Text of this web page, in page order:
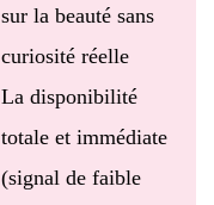
sur la beauté sans
curiosité réelle
La disponibilité
totale et immédiate
(signal de faible